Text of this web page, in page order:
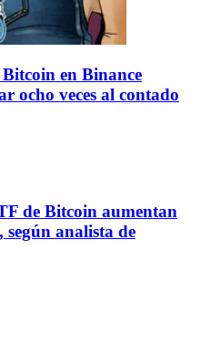
en Binance
ocho veces al contado
de Bitcoin aumentan
según analista de